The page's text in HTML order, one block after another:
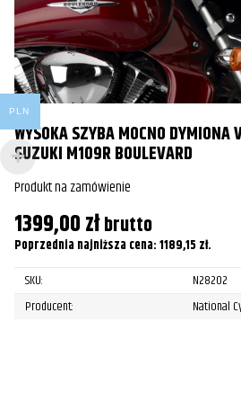
WYSOKA SZYBA MOCNO
SUZUKI M109R BOULEVARD
Produkt na zamówienie
1399,00złbrutto
Poprzednia najniższa cena:1189,15 zł.
SKU:
N28202
Producent:
National
PLN